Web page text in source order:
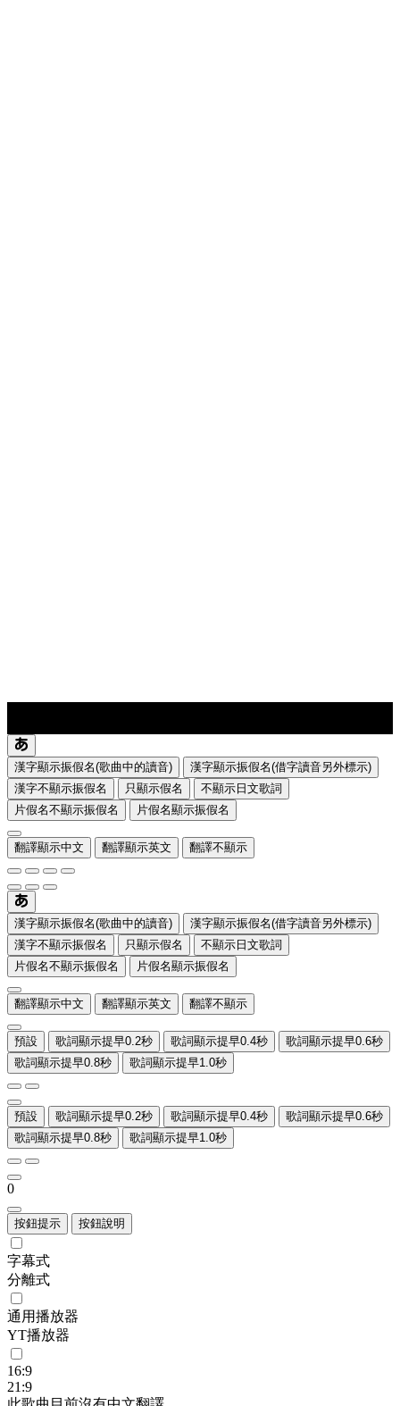
漢字顯示振假名(歌曲中的讀音)
漢字顯示振假名(借字讀音另外標示)
漢字不顯示振假名
只顯示假名
不顯示日文歌詞
片假名不顯示振假名
片假名顯示振假名
翻譯顯示中文 翻譯顯示英文 翻譯不顯示
漢字顯示振假名(歌曲中的讀音)
漢字顯示振假名(借字讀音另外標示)
漢字不顯示振假名
只顯示假名
不顯示日文歌詞
片假名不顯示振假名
片假名顯示振假名
翻譯顯示中文 翻譯顯示英文 翻譯不顯示
預設 歌詞顯示提早0.2秒 歌詞顯示提早0.4秒
歌詞顯示提早0.6秒
歌詞顯示提早0.8秒
歌詞顯示提早1.0秒
預設 歌詞顯示提早0.2秒 歌詞顯示提早0.4秒
歌詞顯示提早0.6秒
歌詞顯示提早0.8秒
歌詞顯示提早1.0秒
0
按鈕提示 按鈕說明
字幕式
分離式
通用播放器
YT播放器
16:9
21:9